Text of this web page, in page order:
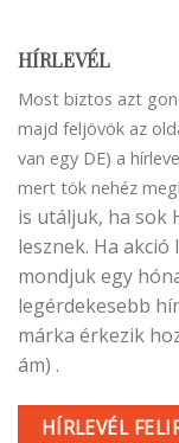
HÍRLEVÉL
Most biztos azt
majd feljövök az
van egy DE) a
mert tök nehéz
is utáljuk, ha sok
lesznek. Ha
mondjuk egy
legérdekesebb
márka érkezik
ám) .
HÍRLEVÉL